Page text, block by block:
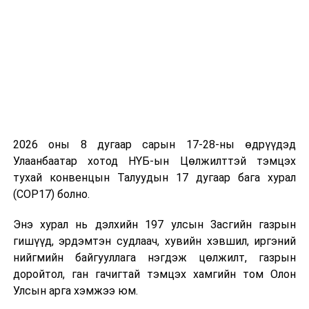
2026 оны 8 дугаар сарын 17-28-ны өдрүүдэд
Улаанбаатар хотод НҮБ-ын Цөлжилттэй тэмцэх
тухай конвенцын Талуудын 17 дугаар бага хурал
(COP17) болно.
Энэ хурал нь дэлхийн 197 улсын Засгийн газрын
гишүүд, эрдэмтэн судлаач, хувийн хэвшил, иргэний
нийгмийн байгууллага нэгдэж цөлжилт, газрын
доройтол, ган гачигтай тэмцэх хамгийн том Олон
Улсын арга хэмжээ юм.